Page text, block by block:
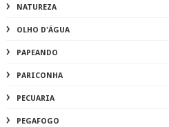
NATUREZA
OLHO D'ÁGUA
PAPEANDO
PARICONHA
PECUARIA
PEGAFOGO